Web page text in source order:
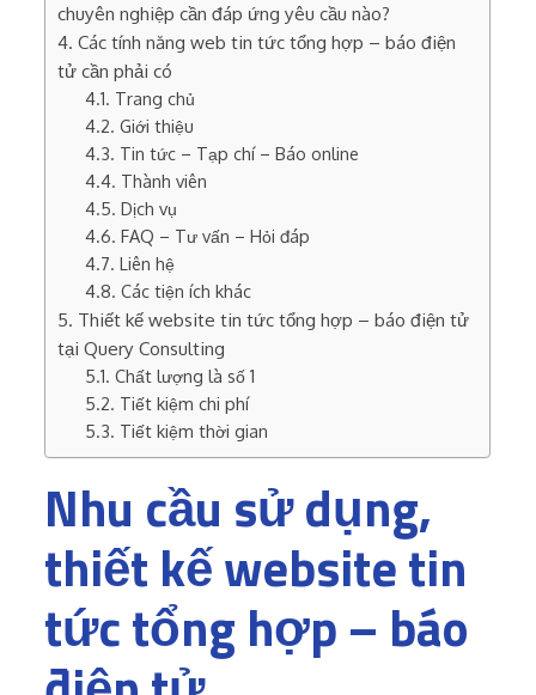
chuyên nghiệp cần đáp ứng yêu cầu nào?
Các tính năng web tin tức tổng hợp – báo điện
tử cần phải có
Trang chủ
Giới thiệu
Tin tức – Tạp chí – Báo online
Thành viên
Dịch vụ
FAQ – Tư vấn – Hỏi đáp
Liên hệ
Các tiện ích khác
Thiết kế website tin tức tổng hợp – báo điện tử
tại Query Consulting
Chất lượng là số 1
Tiết kiệm chi phí
Tiết kiệm thời gian
Nhu cầu sử dụng,
thiết kế website tin
tức tổng hợp – báo